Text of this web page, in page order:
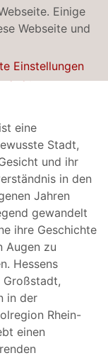
Einige
Webseite und
Einstellungen
eine
Stadt,
und ihr
in den
Jahren
gewandelt
ihre Geschichte
Augen zu
Hessens
Großstadt,
in der
Rhein-
einen